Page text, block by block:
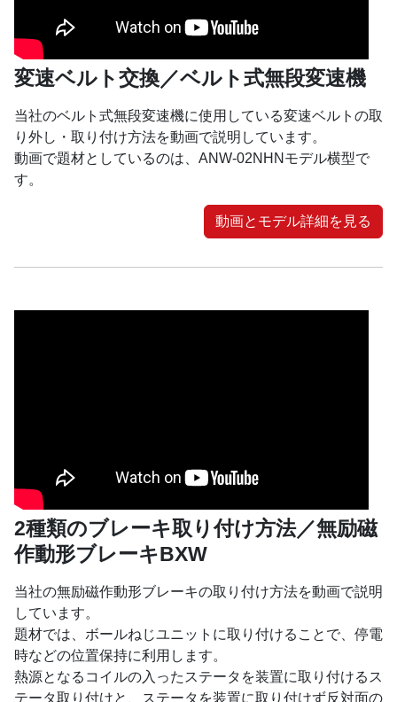
変速ベルト交換／ベルト式無段変速機
当社のベルト式無段変速機に使用している変速ベルトの取
り外し・取り付け方法を動画で説明しています。
動画で題材としているのは、ANW-02NHNモデル横型で
す。
動画とモデル詳細を見る
2種類のブレーキ取り付け方法／無励磁
作動形ブレーキBXW
当社の無励磁作動形ブレーキの取り付け方法を動画で説明
しています。
題材では、ボールねじユニットに取り付けることで、停電
時などの位置保持に利用します。
熱源となるコイルの入ったステータを装置に取り付けるス
テータ取り付けと、ステータを装置に取り付けず反対面の